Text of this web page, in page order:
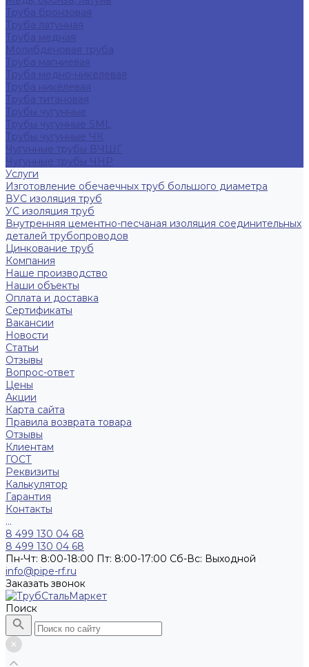
Труба бронзовая
Труба латунная
Труба медная
Молибденовая труба
Труба магниевая
Труба медно-никелевая
Труба никелевая
Труба титановая
Трубы чугунные
Трубы чугунные SML
Трубы чугунные ЧК
Чугунные трубы ВЧШГ
Чугунные трубы ЧНР
Услуги
Изготовление обечаечных труб большого диаметра
ВУС изоляция труб
УС изоляция труб
Внутренняя цементно-песчаная изоляция соединительных
деталей трубопроводов
Цинкование труб
Компания
Наше производство
Наши объекты
Оплата и доставка
Сертификаты
Вакансии
Новости
Статьи
Отзывы
Вопрос-ответ
Цены
Акции
Карта сайта
Правила возврата товара
Отзывы
Клиентам
ГОСТ
Реквизиты
Калькулятор
Гарантия
Контакты
...
8 499 130 04 68
8 499 130 04 68
Пн-Чт: 8:00-18:00 Пт: 8:00-17:00 Сб-Вс: Выходной
info@pipe-rf.ru
Заказать звонок
Поиск